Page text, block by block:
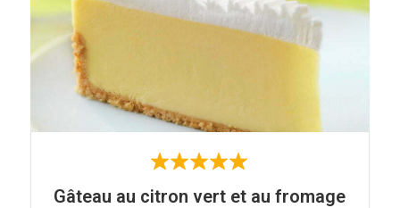
Gâteau au citron vert et au fromage